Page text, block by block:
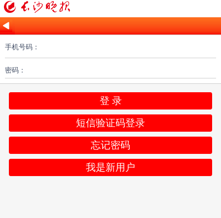
手机号码：
密码：
登 录
短信验证码登录
忘记密码
我是新用户